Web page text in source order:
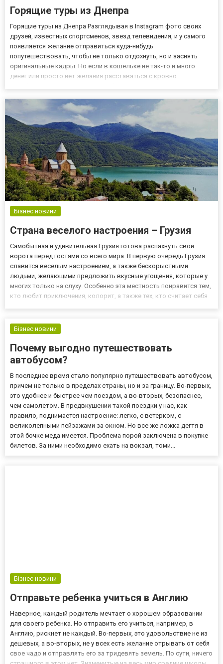
Горящие туры из Днепра
Горящие туры из Днепра Разглядывая в Instagram фото своих
друзей, известных спортсменов, звезд телевидения, и у самого
появляется желание отправиться куда-нибудь
попутешествовать, чтобы не только отдохнуть, но и заснять
оригинальные кадры. Но если в кошельке не так-то и много
денег или просто нет желания расставаться с кровно
отличаются от...
Бізнес новини
Страна веселого настроения – Грузия
Самобытная и удивительная Грузия готова распахнуть свои
ворота перед гостями со всего мира. В первую очередь Грузия
славится веселым настроением, а также бескорыстными
людьми, желающими предложить вкусные угощения, которые у
многих только на слуху. Особенно эта местность понравится тем,
кто любит приключения, колорит, а также тех, кто считает себя
Бізнес новини
Почему выгодно путешествовать
автобусом?
В последнее время стало популярно путешествовать автобусом,
причем не только в пределах страны, но и за границу. Во-первых,
это удобнее и быстрее чем поездом, а во-вторых, безопаснее,
чем самолетом. В предвкушении такой поездки у нас, как
правило, поднимается настроение: легко, с ветерком, с
великолепными пейзажами за окном. Но все же ложка дегтя в
этой бочке меда имеется. Проблема порой заключена в покупке
билетов. За ними необходимо ехать на вокзал, томи...
Бізнес новини
Отправьте ребенка учиться в Англию
Наверное, каждый родитель мечтает о хорошем образовании
для своего ребенка. Но отправить его учиться, например, в
Англию, рискнет не каждый. Во-первых, это удовольствие не из
дешевых, а во-вторых, не у всех есть желание отрывать от себя
свое чадо и отправлять его за тридевять земель. По сути, ничего